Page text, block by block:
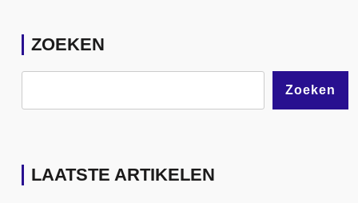
ZOEKEN
Zoeken
LAATSTE ARTIKELEN